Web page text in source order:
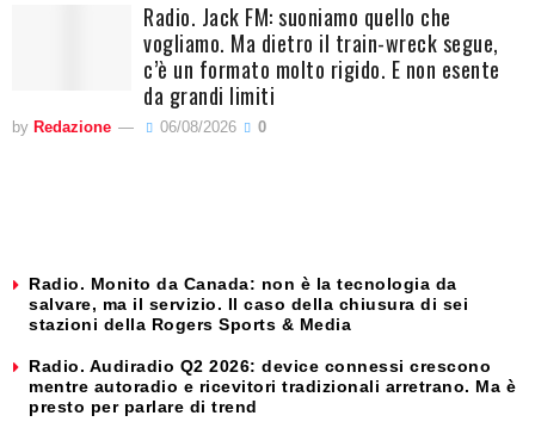
Radio. Jack FM: suoniamo quello che
vogliamo. Ma dietro il train-wreck segue,
c’è un formato molto rigido. E non esente
da grandi limiti
by Redazione 06/08/2026 0
Radio. Monito da Canada: non è la tecnologia da
salvare, ma il servizio. Il caso della chiusura di sei
stazioni della Rogers Sports & Media
Radio. Audiradio Q2 2026: device connessi crescono
mentre autoradio e ricevitori tradizionali arretrano. Ma è
presto per parlare di trend